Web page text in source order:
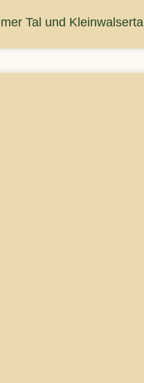
Tal und Kleinwalsertal